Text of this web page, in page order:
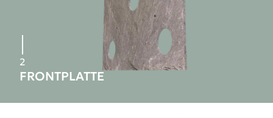
2
FRONTPLATTE